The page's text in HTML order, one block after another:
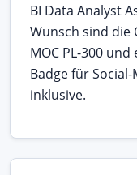
BI Data Analyst
Wunsch sind die
MOC PL-300
Badge für
inklusive.